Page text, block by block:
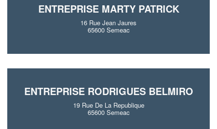
ENTREPRISE MARTY PATRICK
16 Rue Jean Jaures
65600 Semeac
ENTREPRISE RODRIGUES BELMIRO
19 Rue De La Republique
65600 Semeac